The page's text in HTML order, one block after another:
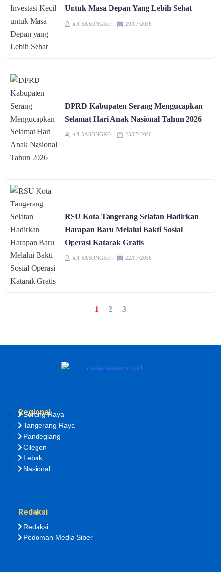
Untuk Masa Depan Yang Lebih Sehat
AJI SASONGKO 29/07/2026
DPRD Kabupaten Serang Mengucapkan
Selamat Hari Anak Nasional Tahun 2026
AJI SASONGKO 23/07/2026
RSU Kota Tangerang Selatan Hadirkan
Harapan Baru Melalui Bakti Sosial
Operasi Katarak Gratis
AJI SASONGKO 22/07/2026
1 2 3
Regional
Serang Raya
Tangerang Raya
Pandeglang
Cilegon
Lebak
Nasional
Redaksi
Redaksi
Pedoman Media Siber